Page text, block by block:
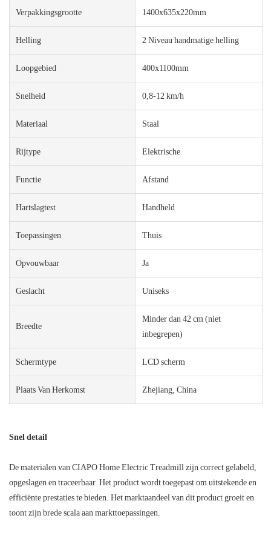
Verpakkingsgrootte 1400x635x220mm
Helling 2 Niveau handmatige helling
Loopgebied 400x1100mm
Snelheid 0,8-12 km/h
Materiaal Staal
Rijtype Elektrische
Functie Afstand
Hartslagtest Handheld
Toepassingen Thuis
Opvouwbaar Ja
Geslacht Uniseks
Breedte
Minder dan 42 cm (niet
inbegrepen)
Schermtype LCD scherm
Plaats Van Herkomst Zhejiang, China
Snel detail
De materialen van CIAPO Home Electric Treadmill zijn correct gelabeld,
opgeslagen en traceerbaar. Het product wordt toegepast om uitstekende en
efficiënte prestaties te bieden. Het marktaandeel van dit product groeit en
toont zijn brede scala aan markttoepassingen.